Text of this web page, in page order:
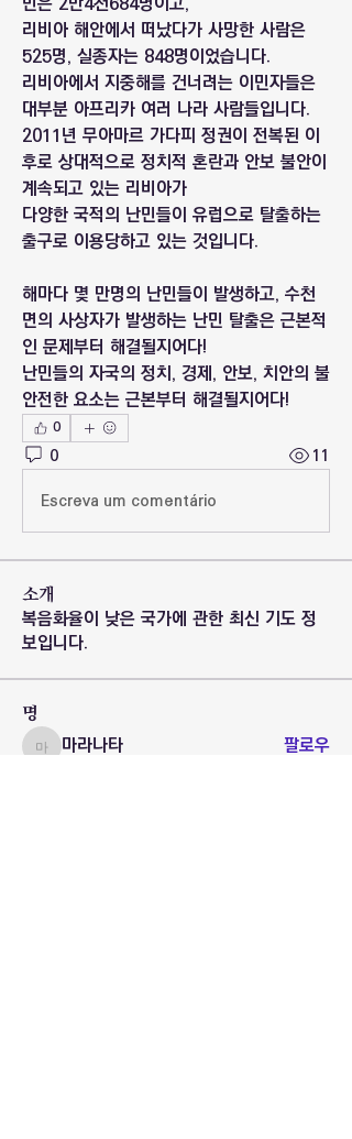
리비아 해안에서 떠났다가 사망한 사람은
525명, 실종자는 848명이었습니다.
리비아에서 지중해를 건너려는 이민자들은
대부분 아프리카 여러 나라 사람들입니다.
2011년 무아마르 가다피 정권이 전복된 이
후로 상대적으로 정치적 혼란과 안보 불안이
계속되고 있는 리비아가
다양한 국적의 난민들이 유럽으로 탈출하는
출구로 이용당하고 있는 것입니다.
해마다 몇 만명의 난민들이 발생하고, 수천
면의 사상자가 발생하는 난민 탈출은 근본적
인 문제부터 해결될지어다!
난민들의 자국의 정치, 경제, 안보, 치안의 불
안전한 요소는 근본부터 해결될지어다!
0
0
11
Escreva um comentário
소개
복음화율이 낮은 국가에 관한 최신 기도 정
보입니다.
명
마라나타마라나타 팔로우